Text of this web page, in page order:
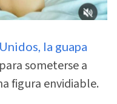
la guapa
someterse a
figura envidiable.